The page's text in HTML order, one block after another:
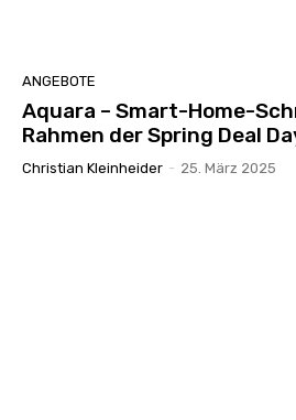
ANGEBOTE
Aquara – Smart-Home-
Rahmen der Spring Deal
Christian Kleinheider - 25. März 2025